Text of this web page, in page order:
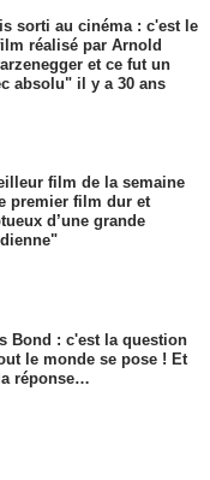
sorti au cinéma : c'est le
réalisé par Arnold
et ce fut un
absolu" il y a 30 ans
film de la semaine
premier film dur et
d’une grande
Bond : c'est la question
le monde se pose ! Et
réponse…